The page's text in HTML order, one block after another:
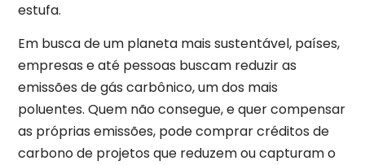
estufa.
Em busca de um planeta mais sustentável, países,
empresas e até pessoas buscam reduzir as
emissões de gás carbônico, um dos mais
poluentes. Quem não consegue, e quer compensar
as próprias emissões, pode comprar créditos de
carbono de projetos que reduzem ou capturam o